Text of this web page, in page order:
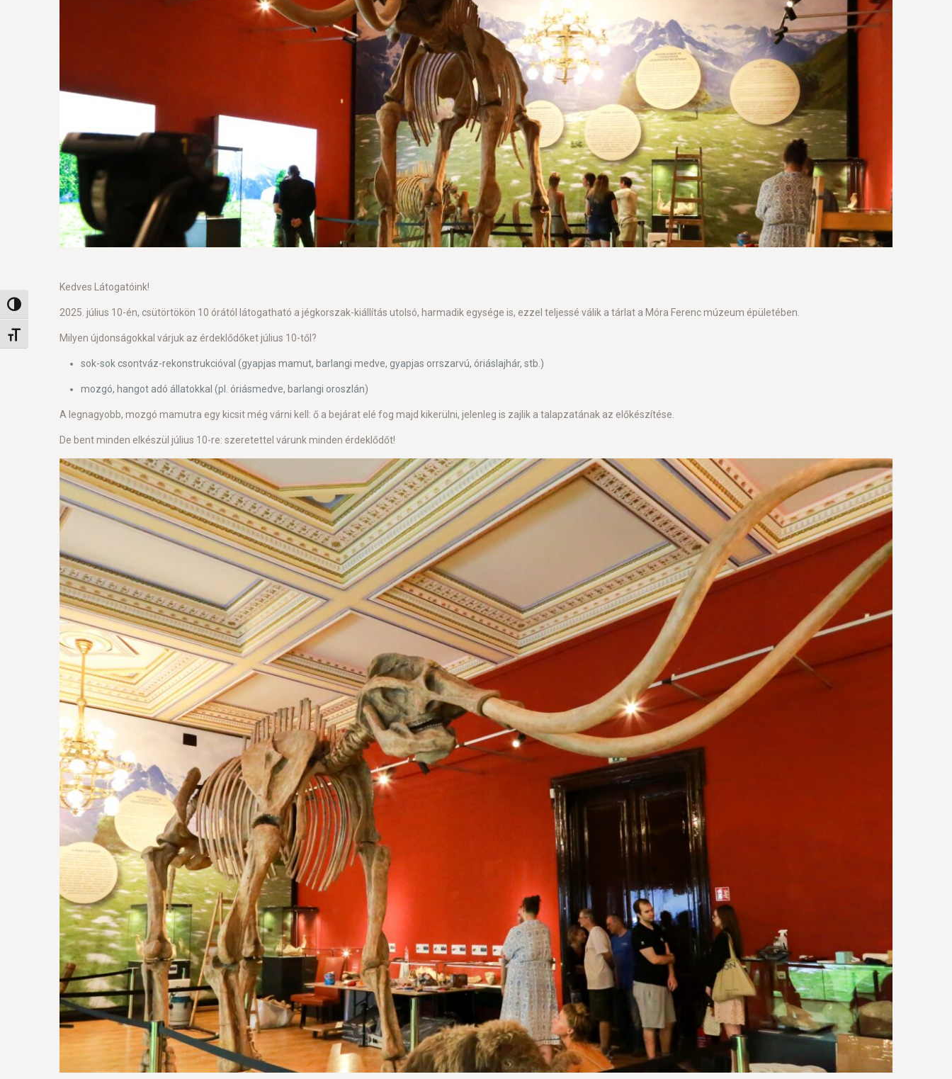
Nagy kontraszt váltása
Betűméret váltása
Kedves Látogatóink!
2025. július 10-én, csütörtökön 10 órától látogatható a jégkorszak-kiállítás utolsó, harmadik egysége is, ezzel teljessé válik a tárlat a Móra Ferenc múzeum épületében.
Milyen újdonságokkal várjuk az érdeklődőket július 10-től?
sok-sok csontváz-rekonstrukcióval (gyapjas mamut, barlangi medve, gyapjas orrszarvú, óriáslajhár, stb.)
mozgó, hangot adó állatokkal (pl. óriásmedve, barlangi oroszlán)
A legnagyobb, mozgó mamutra egy kicsit még várni kell: ő a bejárat elé fog majd kikerülni, jelenleg is zajlik a talapzatának az előkészítése.
De bent minden elkészül július 10-re: szeretettel várunk minden érdeklődőt!